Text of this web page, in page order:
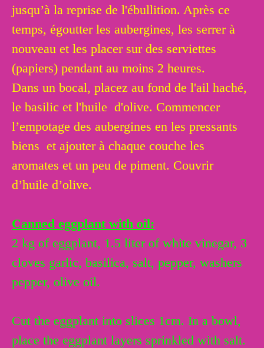
jusqu’à la reprise de l'ébullition. Après ce
temps, égoutter les aubergines, les serrer à
nouveau et les placer sur des serviettes
(papiers) pendant au moins 2 heures.
Dans un bocal, placez au fond de l'ail haché,
le basilic et l'huile d'olive. Commencer
l’empotage des aubergines en les pressants
biens et ajouter à chaque couche les
aromates et un peu de piment. Couvrir
d’huile d’olive.
Canned eggplant with oil:
2 kg of eggplant, 1.5 liter of white vinegar, 3
cloves garlic, basilica, salt, pepper, washers
pepper, olive oil.
Cut the eggplant into slices 1cm. In a bowl,
place the eggplant layers sprinkled with salt.